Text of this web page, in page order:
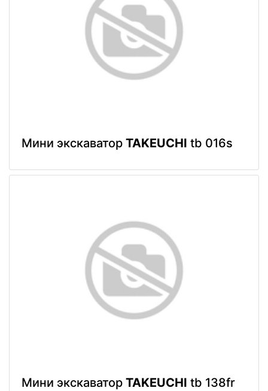
Мини экскаватор TAKEUCHI tb 016s
Мини экскаватор TAKEUCHI tb 138fr